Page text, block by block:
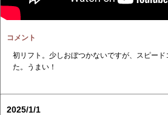
コメント
初リフト。少しおぼつかないですが、スピード
た。うまい！
2025/1/1